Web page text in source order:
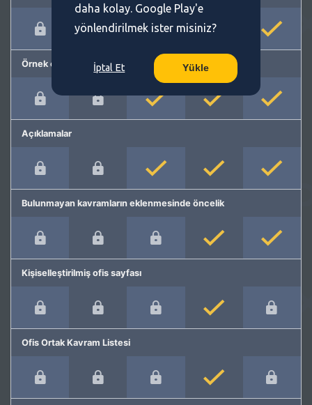
Örnek cümleler
Açıklamalar
Bulunmayan kavramların eklenmesinde öncelik
Kişiselleştirilmiş ofis sayfası
Ofis Ortak Kavram Listesi
daha kolay. Google Play'e
yönlendirilmek ister misiniz?
İptal Et Yükle